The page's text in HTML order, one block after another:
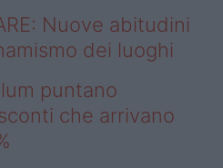
Nuove abitudini
dei luoghi
puntano
che arrivano